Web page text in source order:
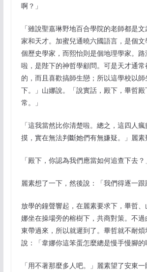
啊？」
「雖說聖嘉琳野地百合學院的老師都是
家和天才。加蜜兒通曉六國語言，是個
個歷史學家，而熙怡則是個地理學家。
啦，是陛下的神哲學顧問。可是天才通常
的，而且喜歡搞師生戀；所以這學校以師
下。」山娜說。「說實話，殿下，畢哲
常。」
「這我當然比你清楚啦。總之，這四人
摸，實在無法判斷她們有無嫌疑。」麗素
「殿下，你認為我們應當如何追查下去？
麗素想了一下，然後說：「我們得逐一跟
放學的鐘聲響起，在麗素要求下，畢哲
娜坐在操場旁的榕樹下，共商對策。不
東帶過來，所以就遲到了。畢哲就不耐煩
說：「韋娜你這笨蛋怎麼總是慢手慢腳的
「用不著那麼多人吧。」麗素望了安東